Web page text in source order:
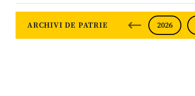
ARCHIVI DE PATRIE 2026